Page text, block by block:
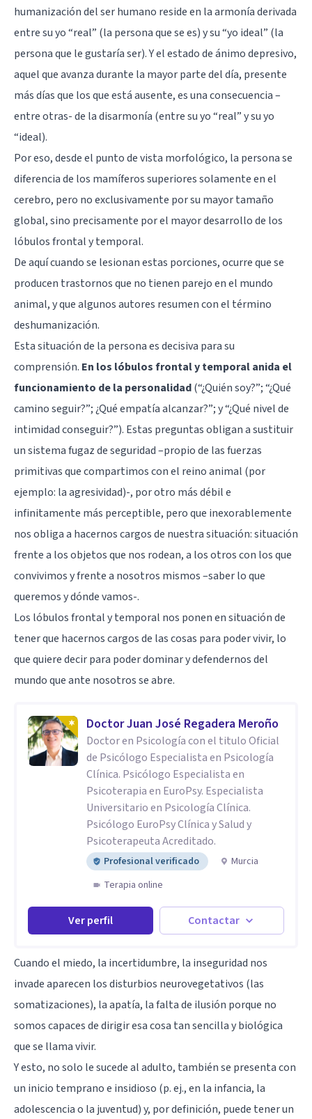
humanización del ser humano reside en la armonía derivada
entre su yo “real” (la persona que se es) y su “yo ideal” (la
persona que le gustaría ser). Y el estado de ánimo depresivo,
aquel que avanza durante la mayor parte del día, presente
más días que los que está ausente, es una consecuencia –
entre otras- de la disarmonía (entre su yo “real” y su yo
“ideal).
Por eso, desde el punto de vista morfológico, la persona se
diferencia de los mamíferos superiores solamente en el
cerebro, pero no exclusivamente por su mayor tamaño
global, sino precisamente por el mayor desarrollo de los
lóbulos frontal y temporal.
De aquí cuando se lesionan estas porciones, ocurre que se
producen trastornos que no tienen parejo en el mundo
animal, y que algunos autores resumen con el término
deshumanización.
Esta situación de la persona es decisiva para su
comprensión. En los lóbulos frontal y temporal anida el
funcionamiento de la personalidad(“¿Quién soy?”; “¿Qué
camino seguir?”; ¿Qué empatía alcanzar?”; y “¿Qué nivel de
intimidad conseguir?”). Estas preguntas obligan a sustituir
un sistema fugaz de seguridad –propio de las fuerzas
primitivas que compartimos con el reino animal (por
ejemplo: la agresividad)-, por otro más débil e
infinitamente más perceptible, pero que inexorablemente
nos obliga a hacernos cargos de nuestra situación: situación
frente a los objetos que nos rodean, a los otros con los que
convivimos y frente a nosotros mismos –saber lo que
queremos y dónde vamos-.
Los lóbulos frontal y temporal nos ponen en situación de
tener que hacernos cargos de las cosas para poder vivir, lo
que quiere decir para poder dominar y defendernos del
mundo que ante nosotros se abre.
Doctor Juan José Regadera Meroño
Doctor en Psicología con el titulo Oficial
de Psicólogo Especialista en Psicología
Clínica. Psicólogo Especialista en
Psicoterapia en EuroPsy. Especialista
Universitario en Psicología Clínica.
Psicólogo EuroPsy Clínica y Salud y
Psicoterapeuta Acreditado.
Profesional verificado
Murcia
Terapia online
Ver perfil Contactar
Cuando el miedo, la incertidumbre, la inseguridad nos
invade aparecen los disturbios neurovegetativos (las
somatizaciones), la apatía, la falta de ilusión porque no
somos capaces de dirigir esa cosa tan sencilla y biológica
que se llama vivir.
Y esto, no solo le sucede al adulto, también se presenta con
un inicio temprano e insidioso (p. ej., en la infancia, la
adolescencia o la juventud) y, por definición, puede tener un